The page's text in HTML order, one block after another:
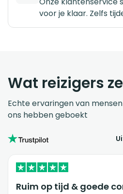
voor je klaar. Zelfs
Wat reizigers
Echte ervaringen van
ons hebben geboekt